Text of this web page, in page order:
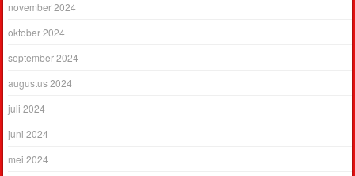
november 2024
oktober 2024
september 2024
augustus 2024
juli 2024
juni 2024
mei 2024